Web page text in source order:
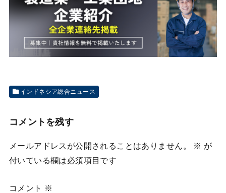
インドネシア総合ニュース
コメントを残す
メールアドレスが公開されることはありません。 ※ が
付いている欄は必須項目です
コメント ※